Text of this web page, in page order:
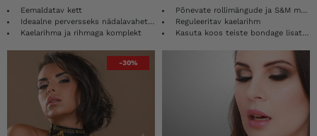
Eemaldatav kett
Ideaalne perversseks nädalavahetuseks!
Kaelarihma ja rihmaga komplekt
Põnevate rollimängude ja S&M mängude jaoks
Reguleeritav kaelarihm
Kasuta koos teiste bondage lisatarvikutega
-30%